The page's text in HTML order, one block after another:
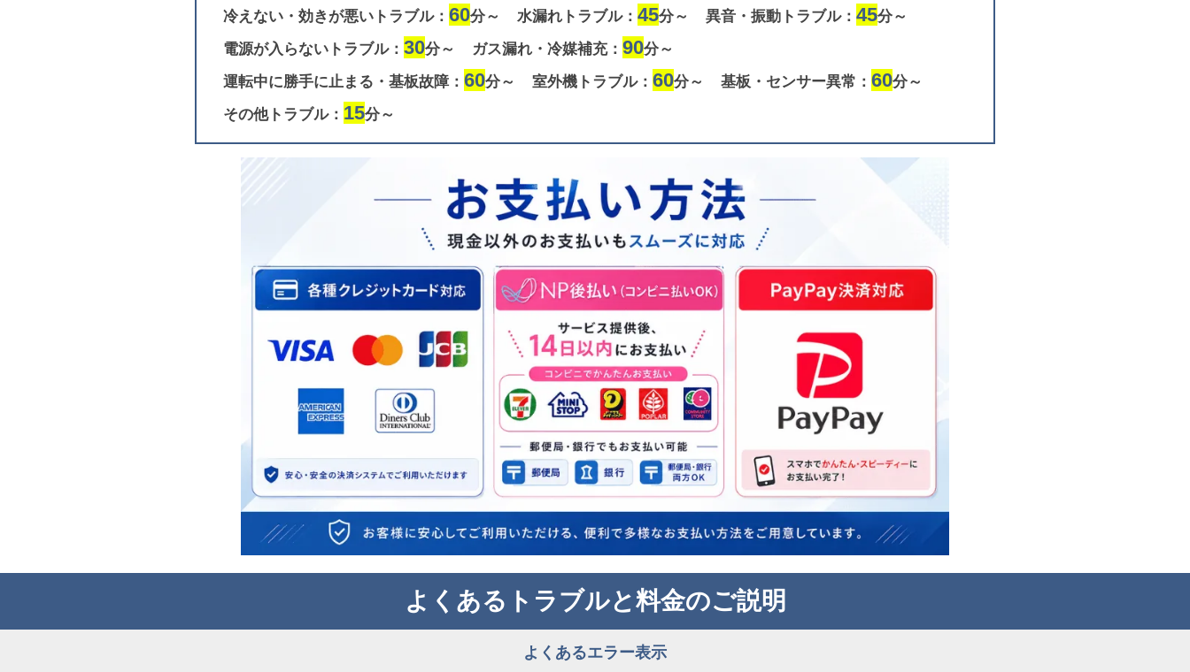
冷えない・効きが悪いトラブル： 60分～ 水漏れトラブル： 45分～ 異音・振動トラブル： 45分～
電源が入らないトラブル： 30分～ ガス漏れ・冷媒補充： 90分～
運転中に勝手に止まる・基板故障： 60分～ 室外機トラブル： 60分～ 基板・センサー異常： 60分～
その他トラブル： 15分～
よくあるトラブルと料金のご説明
よくあるエラー表示